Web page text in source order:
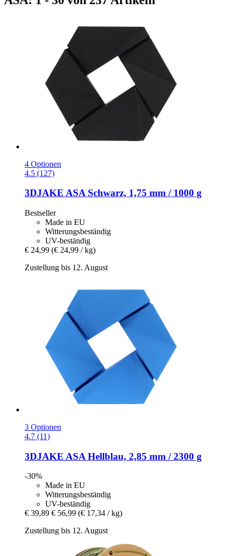
4 Optionen
4.5 (127)
3DJAKE ASA Schwarz, 1,75 mm / 1000 g
Bestseller
Made in EU
Witterungsbeständig
UV-beständig
€ 24,99 (€ 24,99 / kg)
Zustellung bis 12. August
3 Optionen
4.7 (11)
3DJAKE ASA Hellblau, 2,85 mm / 2300 g
-30%
Made in EU
Witterungsbeständig
UV-beständig
€ 39,89 € 56,99 (€ 17,34 / kg)
Zustellung bis 12. August